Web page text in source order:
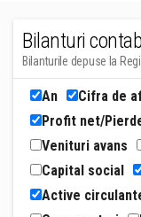
Bilanturi
Bilanturile depuse la
An Cifra de
Profit net/
Venituri avans
Capital social
Active